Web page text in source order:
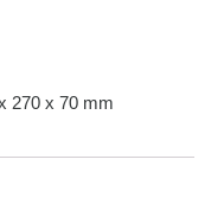
270 x 70 mm